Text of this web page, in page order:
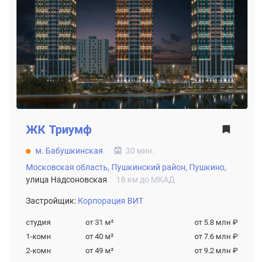
ЖК Триумф
м. Бабушкинская
30 мин.
Московская область, Пушкинский район, Пушкино,
улица Надсоновская
18 км до МКАД
Застройщик: Корпорация ВИТ
студия от 31 м²
от 5.8 млн ₽
1-комн
от 40 м²
от 7.6 млн ₽
2-комн
от 49 м² от 9.2 млн ₽